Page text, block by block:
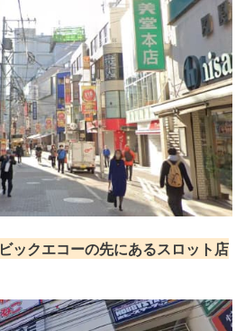
ビックエコーの先にあるスロット店